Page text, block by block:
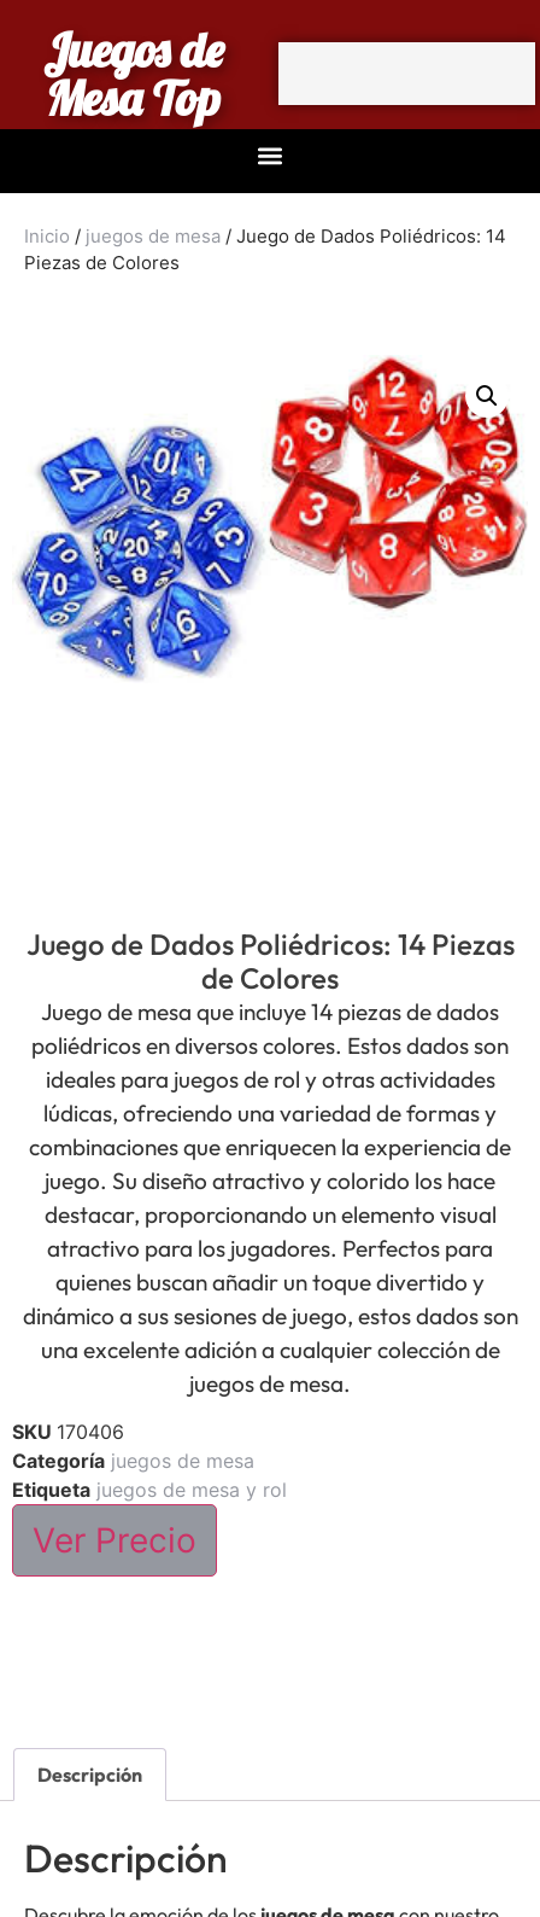
Juegos de
Mesa Top
Inicio / juegos de mesa / Juego de Dados Poliédricos: 14
Piezas de Colores
Juego de Dados Poliédricos: 14 Piezas
de Colores
Juego de mesa que incluye 14 piezas de dados
poliédricos en diversos colores. Estos dados son
ideales para juegos de rol y otras actividades
lúdicas, ofreciendo una variedad de formas y
combinaciones que enriquecen la experiencia de
juego. Su diseño atractivo y colorido los hace
destacar, proporcionando un elemento visual
atractivo para los jugadores. Perfectos para
quienes buscan añadir un toque divertido y
dinámico a sus sesiones de juego, estos dados son
una excelente adición a cualquier colección de
juegos de mesa.
SKU 170406
Categoría juegos de mesa
Etiqueta juegos de mesa y rol
Ver Precio
Descripción
Descripción